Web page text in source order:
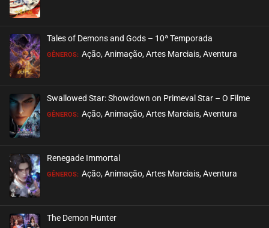
Tales of Demons and Gods – 10ª Temporada
GÊNEROS: Ação, Animação, Artes Marciais, Aventura
Swallowed Star: Showdown on Primeval Star – O Filme
GÊNEROS: Ação, Animação, Artes Marciais, Aventura
Renegade Immortal
GÊNEROS: Ação, Animação, Artes Marciais, Aventura
The Demon Hunter